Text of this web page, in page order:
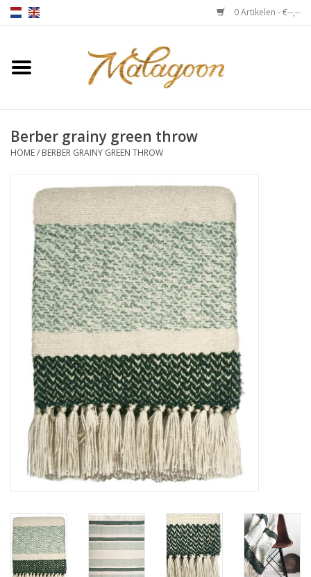
0 Artikelen - €--,--
Home
Plaids
Bedlinnen
Kussens
Stoelen
Notebooks & accessoires
Vloerkussens
Vloerkleden
Berber grainy green throw
HOME/ BERBER GRAINY GREEN THROW